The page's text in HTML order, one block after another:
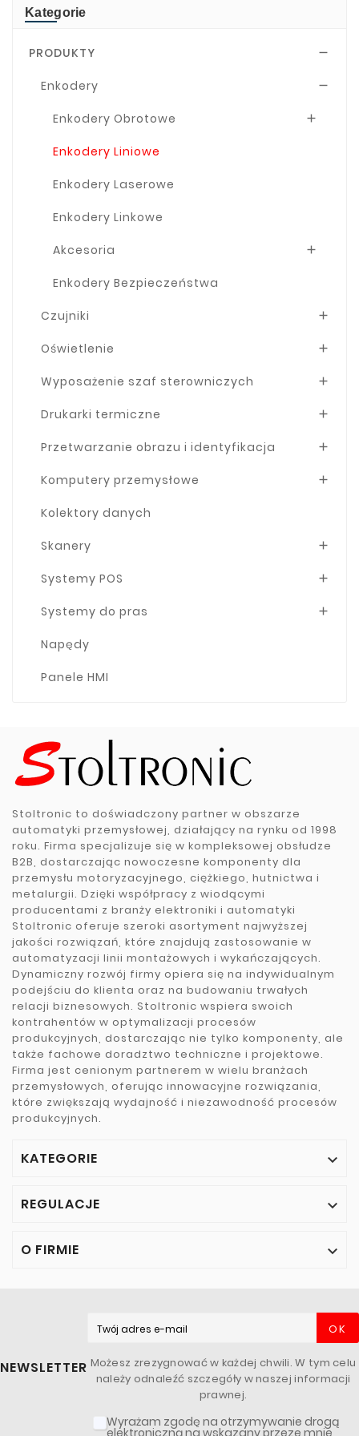
Kategorie
PRODUKTY 
Enkodery 
Enkodery Obrotowe 
Enkodery Liniowe
Enkodery Laserowe
Enkodery Linkowe
Akcesoria 
Enkodery Bezpieczeństwa
Czujniki 
Oświetlenie 
Wyposażenie szaf sterowniczych 
Drukarki termiczne 
Przetwarzanie obrazu i identyfikacja 
Komputery przemysłowe 
Kolektory danych
Skanery 
Systemy POS 
Systemy do pras 
Napędy
Panele HMI
Stoltronic to doświadczony partner w obszarze
automatyki przemysłowej, działający na rynku od 1998
roku. Firma specjalizuje się w kompleksowej obsłudze
B2B, dostarczając nowoczesne komponenty dla
przemysłu motoryzacyjnego, ciężkiego, hutnictwa i
metalurgii. Dzięki współpracy z wiodącymi
producentami z branży elektroniki i automatyki
Stoltronic oferuje szeroki asortyment najwyższej
jakości rozwiązań, które znajdują zastosowanie w
automatyzacji linii montażowych i wykańczających.
Dynamiczny rozwój firmy opiera się na indywidualnym
podejściu do klienta oraz na budowaniu trwałych
relacji biznesowych. Stoltronic wspiera swoich
kontrahentów w optymalizacji procesów
produkcyjnych, dostarczając nie tylko komponenty, ale
także fachowe doradztwo techniczne i projektowe.
Firma jest cenionym partnerem w wielu branżach
przemysłowych, oferując innowacyjne rozwiązania,
które zwiększają wydajność i niezawodność procesów
produkcyjnych.
KATEGORIE 
REGULACJE 
O FIRMIE 
NEWSLETTER
OK
Możesz zrezygnować w każdej chwili. W tym celu
należy odnaleźć szczegóły w naszej informacji
prawnej.
Wyrażam zgodę na otrzymywanie drogą